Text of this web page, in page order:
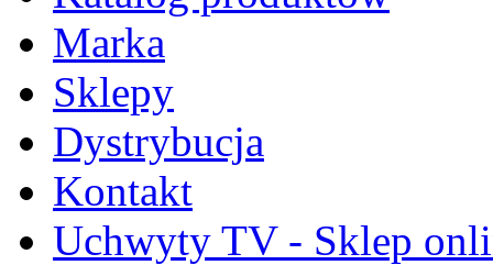
Marka
Sklepy
Dystrybucja
Kontakt
Uchwyty TV - Sklep